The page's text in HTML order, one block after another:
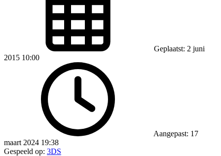
Geplaatst: 2 juni
2015 10:00
Aangepast: 17
maart 2024 19:38
Gespeeld op: 3DS